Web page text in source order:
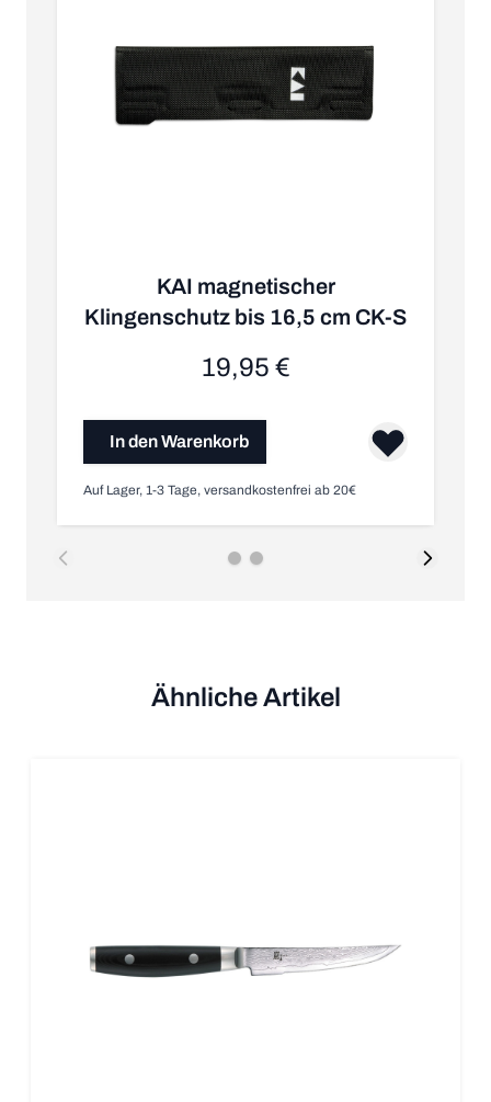
KAI magnetischer
Klingenschutz bis 16,5 cm CK-S
19,95 €
In den Warenkorb
Auf Lager, 1-3 Tage, versandkostenfrei ab 20€
Ähnliche Artikel